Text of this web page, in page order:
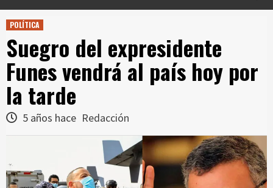
POLÍTICA
Suegro del expresidente
Funes vendrá al país hoy por
la tarde
5 años hace Redacción